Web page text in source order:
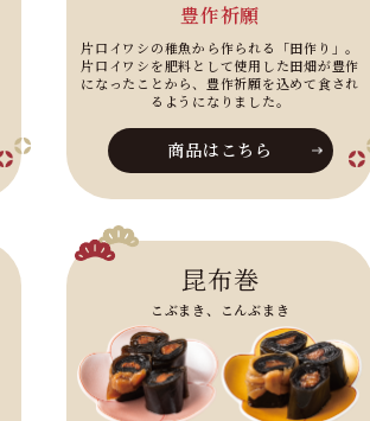
豊作祈願
片口イワシの稚魚から作られる「田作り」。
片口イワシを肥料として使用した田畑が豊作
になったことから、豊作祈願を込めて食され
るようになりました。
商品はこちら
昆布巻
こぶまき、こんぶまき